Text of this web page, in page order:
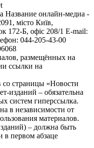
Название онлайн-медиа -
місто Київ,
Б, офіс 208/1 E-mail:
044-205-43-00
размещённых на
ссылки на
страницы «Новости
изданий – обязательна
систем гиперссылка.
в независимости от
материалов.
– должна быть
в первом абзаце